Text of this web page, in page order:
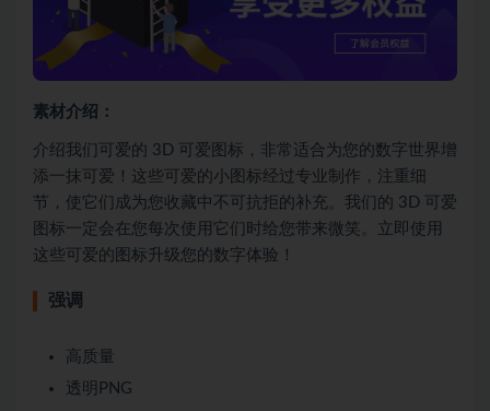
素材介绍：
介绍我们可爱的 3D 可爱图标，非常适合为您的数字世界增
添一抹可爱！这些可爱的小图标经过专业制作，注重细
节，使它们成为您收藏中不可抗拒的补充。我们的 3D 可爱
图标一定会在您每次使用它们时给您带来微笑。立即使用
这些可爱的图标升级您的数字体验！
强调
高质量
透明PNG